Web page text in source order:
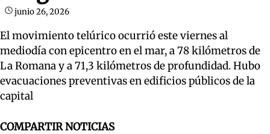
junio 26, 2026
El movimiento telúrico ocurrió este viernes al
mediodía con epicentro en el mar, a 78 kilómetros de
La Romana y a 71,3 kilómetros de profundidad. Hubo
evacuaciones preventivas en edificios públicos de la
capital
COMPARTIR NOTICIAS